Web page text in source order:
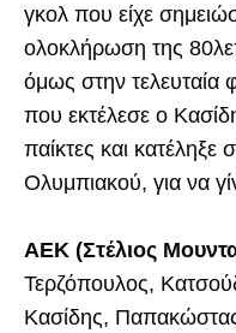
γκολ που είχε
ολοκλήρωση της
όμως στην τελευταία
που εκτέλεσε ο
παίκτες και κατέληξε
Ολυμπιακού, για να
ΑΕΚ (Στέλιος
Τερζόπουλος,
Κασίδης,